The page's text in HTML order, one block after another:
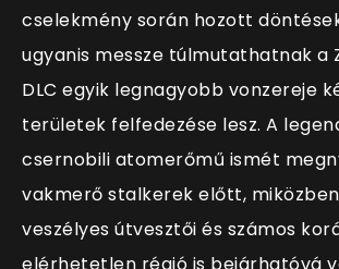
cselekmény során hozott
ugyanis messze túlmutathatnak a
DLC egyik legnagyobb vonzereje
területek felfedezése lesz. A
csernobili atomerőmű ismét
vakmerő stalkerek előtt,
veszélyes útvesztői és számos